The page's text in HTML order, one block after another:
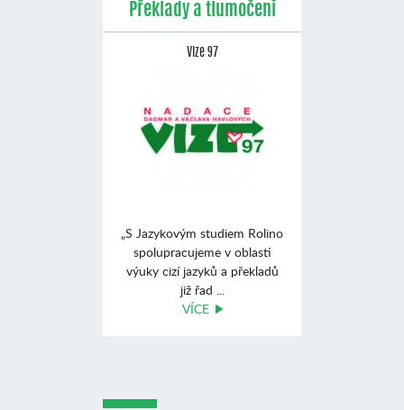
Překlady a tlumočení
Vize 97
„S Jazykovým studiem Rolino
spolupracujeme v oblasti
výuky cizí jazyků a překladů
již řad ...
VÍCE